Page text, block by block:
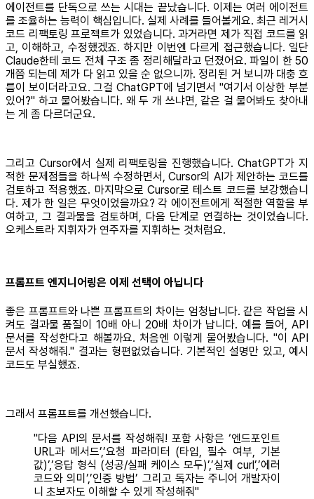
에이전트를 단독으로 쓰는 시대는 끝났습니다. 이제는 여러 에이전트
를 조율하는 능력이 핵심입니다. 실제 사례를 들어볼게요. 최근 레거시
코드 리팩토링 프로젝트가 있었습니다. 과거라면 제가 직접 코드를 읽
고, 이해하고, 수정했겠죠. 하지만 이번엔 다르게 접근했습니다. 일단
Claude한테 코드 전체 구조 좀 정리해달라고 던졌어요. 파일이 한 50
개쯤 되는데 제가 다 읽고 있을 순 없으니까. 정리된 거 보니까 대충 흐
름이 보이더라고요. 그걸 ChatGPT에 넘기면서 "여기서 이상한 부분
있어?" 하고 물어봤습니다. 왜 두 개 쓰냐면, 같은 걸 물어봐도 찾아내
는 게 좀 다르더군요.
그리고 Cursor에서 실제 리팩토링을 진행했습니다. ChatGPT가 지
적한 문제점들을 하나씩 수정하면서, Cursor의 AI가 제안하는 코드를
검토하고 적용했죠. 마지막으로 Cursor로 테스트 코드를 보강했습니
다. 제가 한 일은 무엇이었을까요? 각 에이전트에게 적절한 역할을 부
여하고, 그 결과물을 검토하며, 다음 단계로 연결하는 것이었습니다.
오케스트라 지휘자가 연주자를 지휘하는 것처럼요.
프롬프트 엔지니어링은 이제 선택이 아닙니다
좋은 프롬프트와 나쁜 프롬프트의 차이는 엄청납니다. 같은 작업을 시
켜도 결과물 품질이 10배 아니 20배 차이가 납니다. 예를 들어, API
문서를 작성한다고 해볼까요. 처음엔 이렇게 물어봤습니다. "이 API
문서 작성해줘." 결과는 형편없었습니다. 기본적인 설명만 있고, 예시
코드도 부실했죠.
그래서 프롬프트를 개선했습니다.
"다음 API의 문서를 작성해줘! 포함 사항은 ‘엔드포인트
URL과 메서드’,’요청 파라미터 (타입, 필수 여부, 기본
값)’,’응답 형식 (성공/실패 케이스 모두)’,’실제 curl’,’에러
코드와 의미’,’인증 방법’ 그리고 독자는 주니어 개발자이
니 초보자도 이해할 수 있게 작성해줘"